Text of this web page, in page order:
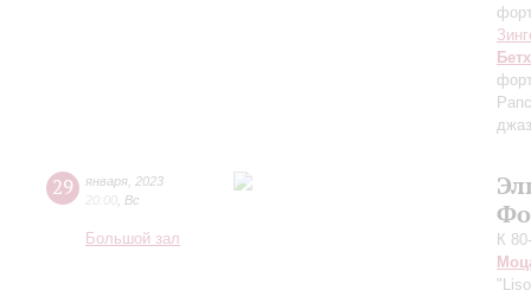
29 января 2023
20:00 Вс
Большой зал
К